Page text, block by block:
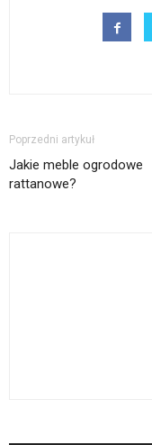
Poprzedni artykuł
Jakie meble ogrodowe
rattanowe?